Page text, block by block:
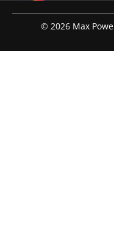
© 2026 Max